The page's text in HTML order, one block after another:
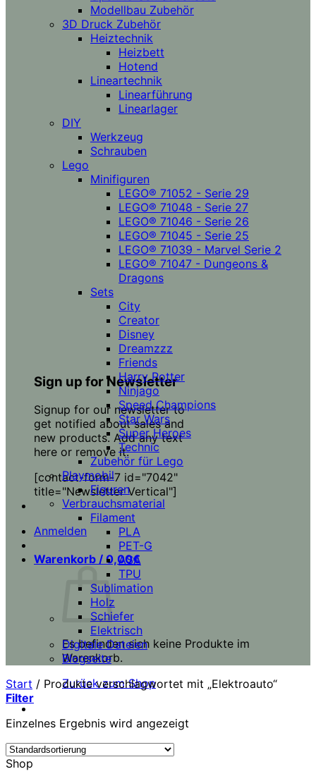
Sign up for Newsletter
Signup for our newsletter to
get notified about sales and
new products. Add any text
here or remove it.
[contact-form-7 id="7042"
title="Newsletter Vertical"]
Anmelden
Warenkorb / 0,00€
Es befinden sich keine Produkte im
Warenkorb.
Zurück zum Shop
Modellbau Zubehör
3D Druck Zubehör
Heiztechnik
Heizbett
Hotend
Lineartechnik
Linearführung
Linearlager
DIY
Werkzeug
Schrauben
Lego
Minifiguren
LEGO® 71052 - Serie 29
LEGO® 71048 - Serie 27
LEGO® 71046 - Serie 26
LEGO® 71045 - Serie 25
LEGO® 71039 - Marvel Serie 2
LEGO® 71047 - Dungeons &
Dragons
Sets
City
Creator
Disney
Dreamzzz
Friends
Harry Potter
Ninjago
Speed Champions
Star Wars
Super Heroes
Technic
Zubehör für Lego
Playmobil
Figuren
Verbrauchsmaterial
Filament
PLA
PET-G
ASA
TPU
Sublimation
Holz
Schiefer
Elektrisch
Digitale Dateien
Blogseite
Start / Produkte verschlagwortet mit „Elektroauto“
Filter
Einzelnes Ergebnis wird angezeigt
Shop